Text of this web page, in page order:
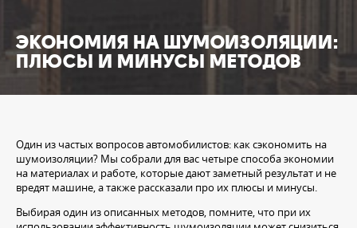
ЭКОНОМИЯ НА ШУМОИЗОЛЯЦИИ:
ПЛЮСЫ И МИНУСЫ МЕТОДОВ
Один из частых вопросов автомобилистов: как сэкономить на
шумоизоляции? Мы собрали для вас четыре способа экономии
на материалах и работе, которые дают заметный результат и не
вредят машине, а также рассказали про их плюсы и минусы.
Выбирая один из описанных методов, помните, что при их